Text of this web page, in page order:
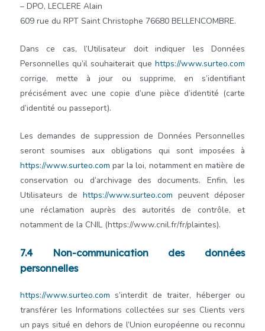
– DPO, LECLERE Alain
609 rue du RPT Saint Christophe 76680 BELLENCOMBRE.
Dans ce cas, l’Utilisateur doit indiquer les Données
Personnelles qu’il souhaiterait quehttps://www.surteo.com
corrige, mette à jour ou supprime, en s’identifiant
précisément avec une copie d’une pièce d’identité (carte
d’identité ou passeport).
Les demandes de suppression de Données Personnelles
seront soumises aux obligations qui sont imposées à
https://www.surteo.com par la loi, notamment en matière de
conservation ou d’archivage des documents. Enfin, les
Utilisateurs de https://www.surteo.com peuvent déposer
une réclamation auprès des autorités de contrôle, et
notamment de la CNIL (https://www.cnil.fr/fr/plaintes).
7.4 Non-communication des données
personnelles
https://www.surteo.com s’interdit de traiter, héberger ou
transférer les Informations collectées sur ses Clients vers
un pays situé en dehors de l’Union européenne ou reconnu